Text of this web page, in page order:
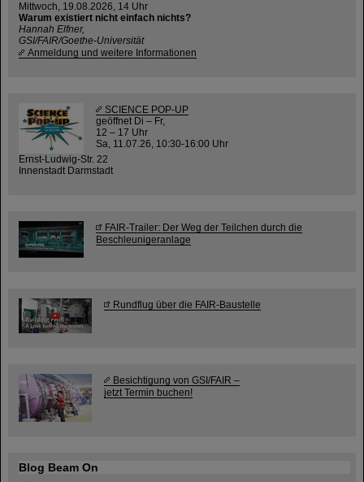
Mittwoch, 19.08.2026, 14 Uhr
Warum existiert nicht einfach nichts?
Hannah Elfner,
GSI/FAIR/Goethe-Universität
Anmeldung und weitere Informationen
SCIENCE POP-UP
geöffnet Di – Fr,
12 – 17 Uhr
Sa, 11.07.26, 10:30-16:00 Uhr
Ernst-Ludwig-Str. 22
Innenstadt Darmstadt
FAIR-Trailer: Der Weg der Teilchen durch die
Beschleunigeranlage
Rundflug über die FAIR-Baustelle
Besichtigung von GSI/FAIR –
jetzt Termin buchen!
Blog Beam On